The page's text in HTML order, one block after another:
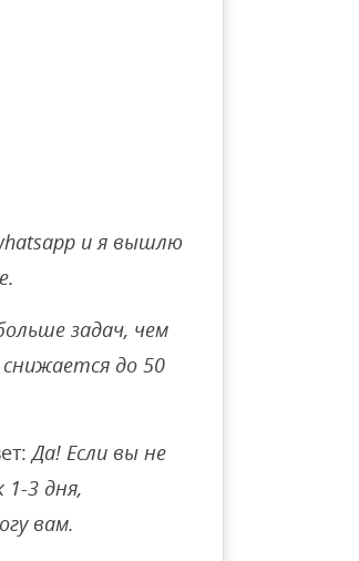
и я вышлю
задач, чем
до 50
Да! Если вы не
1-3 дня,
вам.